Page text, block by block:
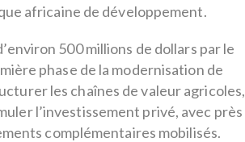
africaine de développement.
500 millions de dollars par le
phase de la modernisation de
les chaînes de valeur agricoles,
l’investissement privé, avec près
complémentaires mobilisés.